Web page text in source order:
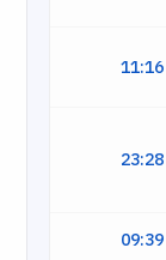
11:16
23:28
09:39